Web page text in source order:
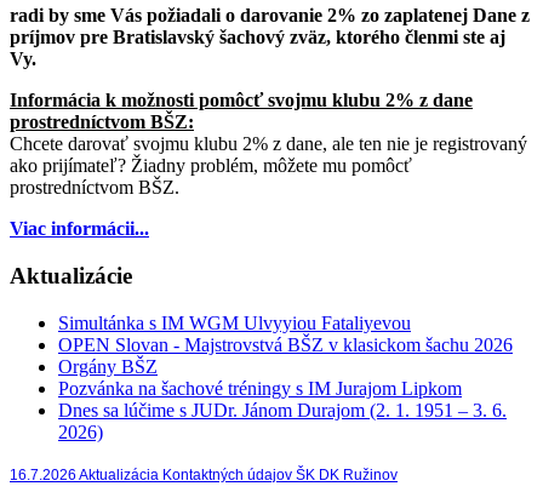
radi by sme Vás požiadali o darovanie 2% zo zaplatenej Dane z
príjmov pre Bratislavský šachový zväz, ktorého členmi ste aj
Vy.
Informácia k možnosti pomôcť svojmu klubu 2% z dane
prostredníctvom BŠZ:
Chcete darovať svojmu klubu 2% z dane, ale ten nie je registrovaný
ako prijímateľ? Žiadny problém, môžete mu pomôcť
prostredníctvom BŠZ.
Viac informácii...
Aktualizácie
Simultánka s IM WGM Ulvyyiou Fataliyevou
OPEN Slovan - Majstrovstvá BŠZ v klasickom šachu 2026
Orgány BŠZ
Pozvánka na šachové tréningy s IM Jurajom Lipkom
Dnes sa lúčime s JUDr. Jánom Durajom (2. 1. 1951 – 3. 6.
2026)
16.7.2026 Aktualizácia Kontaktných údajov ŠK DK Ružinov